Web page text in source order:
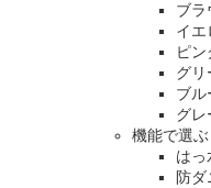
ブラ
イエ
ピ
グリ
ブル
グレ
機能で選ぶ
はっ
防ダ